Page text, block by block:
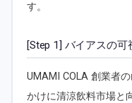
す。
[Step 1] バイアスの可
UMAMI COLA 創業者
かけに清涼飲料市場と